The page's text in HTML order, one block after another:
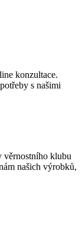
konzultace.
s našimi
věrnostního klubu
našich výrobků,